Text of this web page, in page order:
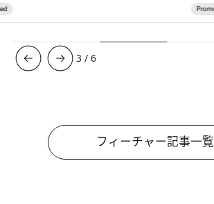
3 /6
フィーチャー記事一覧